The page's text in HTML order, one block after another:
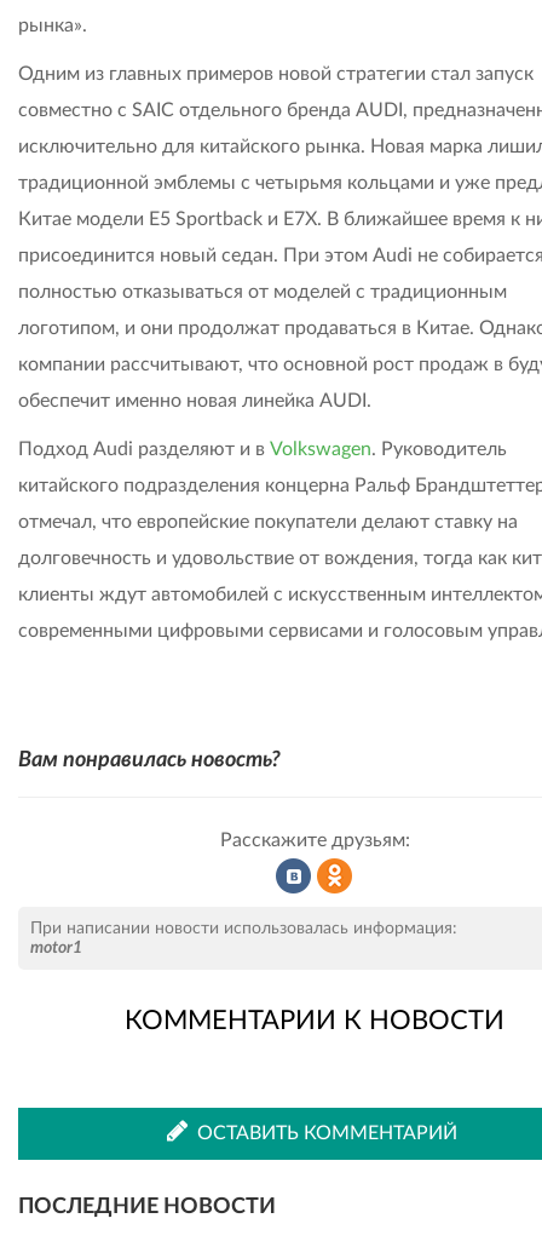
рынка».
Одним из главных примеров новой стратегии стал запуск
совместно с SAIC отдельного бренда AUDI,
исключительно для китайского рынка. Новая марка
традиционной эмблемы с четырьмя кольцами и уже
Китае модели E5 Sportback и E7X. В ближайшее время к
присоединится новый седан. При этом Audi не
полностью отказываться от моделей с традиционным
логотипом, и они продолжат продаваться в Китае.
компании рассчитывают, что основной рост продаж в
обеспечит именно новая линейка AUDI.
Подход Audi разделяют и в Volkswagen. Руководитель
китайского подразделения концерна Ральф
отмечал, что европейские покупатели делают ставку на
долговечность и удовольствие от вождения, тогда как
клиенты ждут автомобилей с искусственным
современными цифровыми сервисами и голосовым
Вам понравилась новость?
Расскажите друзьям:
во
ВКонтакте
Одноклассниках
При написании новости использовалась информация:
motor1
КОММЕНТАРИИ К НОВОСТИ
ОСТАВИТЬ КОММЕНТАРИЙ
ПОСЛЕДНИЕ НОВОСТИ